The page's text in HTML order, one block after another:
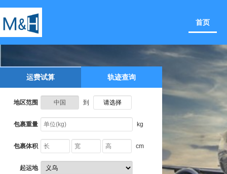
首页
运费试算 轨迹查询
地区范围 到
包裹重量 kg
包裹体积 cm
起运地